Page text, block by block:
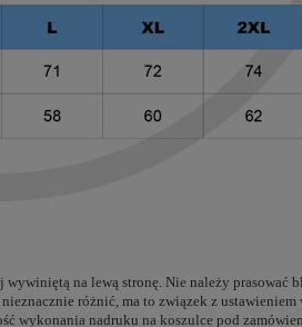
na lewą stronę. Nie należy prasować
różnić, ma to związek z
nadruku na koszulce pod